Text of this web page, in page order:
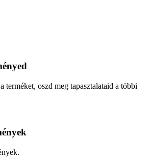
terméket, oszd meg tapasztalataid a többi